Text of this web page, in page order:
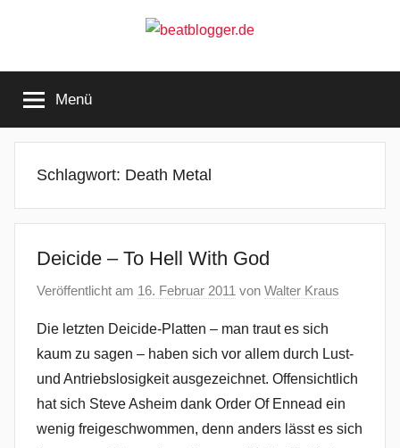
beatblogger.de
the
beat
goes
Menü
Schlagwort: Death Metal
Deicide – To Hell With God
Veröffentlicht am 16. Februar 2011 von Walter Kraus
Die letzten Deicide-Platten – man traut es sich
kaum zu sagen – haben sich vor allem durch Lust-
und Antriebslosigkeit ausgezeichnet. Offensichtlich
hat sich Steve Asheim dank Order Of Ennead ein
wenig freigeschwommen, denn anders lässt es sich